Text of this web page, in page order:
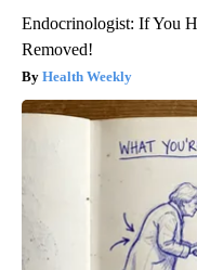
Endocrinologist: If You
Removed!
Health Weekly